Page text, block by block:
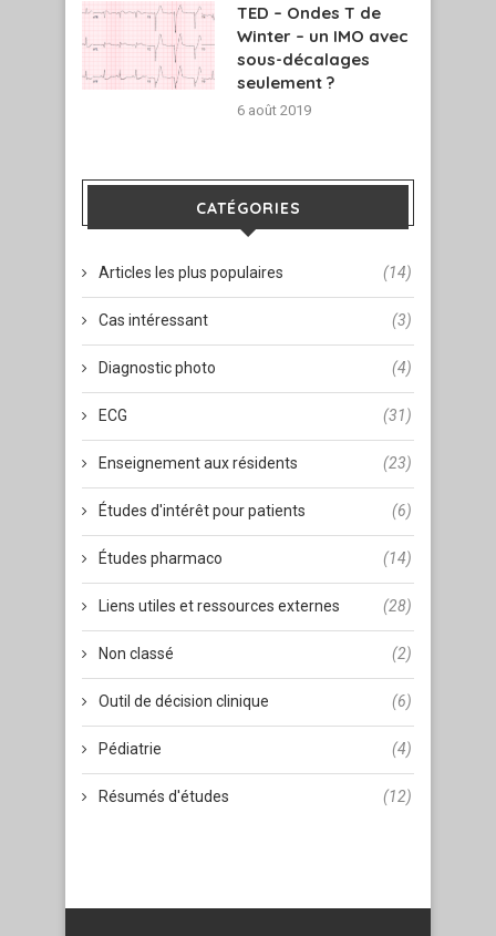
TED – Ondes T de
Winter – un IMO avec
sous-décalages
seulement ?
6 août 2019
CATÉGORIES
Articles les plus populaires (14)
Cas intéressant (3)
Diagnostic photo (4)
ECG (31)
Enseignement aux résidents (23)
Études d'intérêt pour patients (6)
Études pharmaco (14)
Liens utiles et ressources externes (28)
Non classé (2)
Outil de décision clinique (6)
Pédiatrie (4)
Résumés d'études (12)